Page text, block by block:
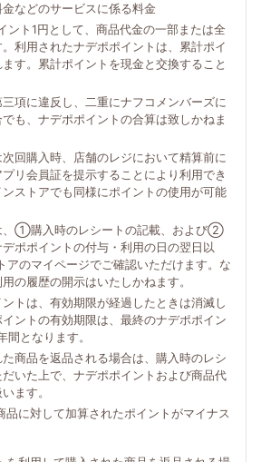
などのサービスに係る料金
ント1円として、商品代金の一部または全
利用されたナデポポイントは、累計ポイ
す。累計ポイントを現金と交換すること
項に違反し、二重にナフコメンバーズに
も、ナデポポイントの合算は致しかねま
回購入時、店舗のレジにおいて精算前に
リ会員証を提示することにより利用でき
ストアでも同様にポイントの使用が可能
、①購入時のレシートの記載、および②
ポポイントの付与・利用の日の翌日以
のマイページでご確認いただけます。な
の履歴の開示はいたしかねます。
トは、有効期限が経過したときは消滅し
ントの有効期限は、最終のナデポポイン
間となります。
商品を返品される場合は、購入時のレシ
いた上で、ナデポポイントおよび商品代
ます。
品に対して加算されたポイントがマイナス